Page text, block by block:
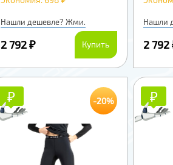
Нашли дешевле? Жми.
2 792 ₽ Купить
Нашли
2 792
₽₽ -20% ₽₽